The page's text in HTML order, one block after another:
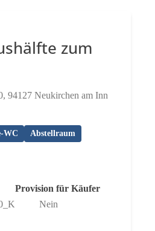
zum
94127 Neukirchen am Inn
WC
Abstellraum
Provision für Käufer
Nein